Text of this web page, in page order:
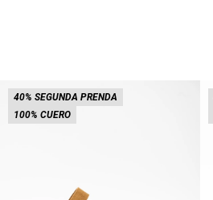
100% CUERO
40% SEGUNDA PRENDA